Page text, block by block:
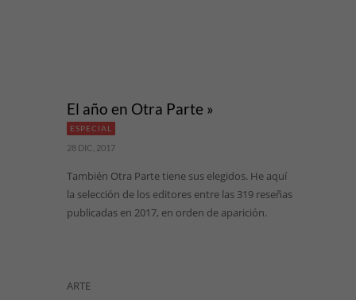
El año en Otra Parte »
ESPECIAL
28 DIC, 2017
También Otra Parte tiene sus elegidos. He aquí
la selección de los editores entre las 319 reseñas
publicadas en 2017, en orden de aparición.
ARTE